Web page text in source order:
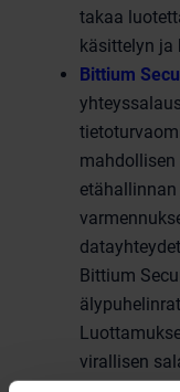
takaa
käsittelyn ja
Bittium
Bittium
virallisen